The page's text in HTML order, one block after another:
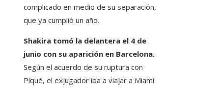
complicado en medio de su separación,
que ya cumplió un año.
Shakira tomó la delantera el 4 de
junio con su aparición en Barcelona.
Según el acuerdo de su ruptura con
Piqué, el exjugador iba a viajar a Miami